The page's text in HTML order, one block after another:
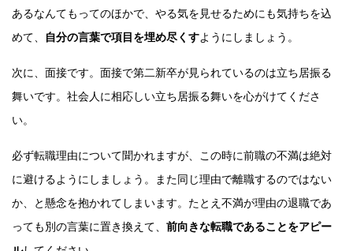
あるなんてもってのほかで、やる気を見せるためにも気持ちを込
めて、
自分の言葉で項目を埋め尽くすようにしましょう。
次に、面接です。面接で第二新卒が見られているのは立ち居振る
舞いです。社会人に相応しい立ち居振る舞いを心がけてくださ
い。
必ず転職理由について聞かれますが、この時に前職の不満は絶対
に避けるようにしましょう。また同じ理由で離職するのではない
か、と懸念を抱かれてしまいます。たとえ不満が理由の退職であ
っても別の言葉に置き換えて、 前向きな転職であることをアピー